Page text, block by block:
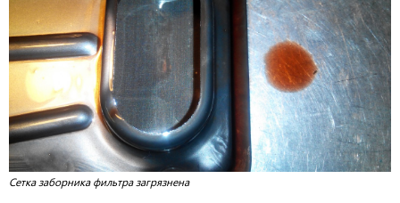
Сетка заборника фильтра загрязнена